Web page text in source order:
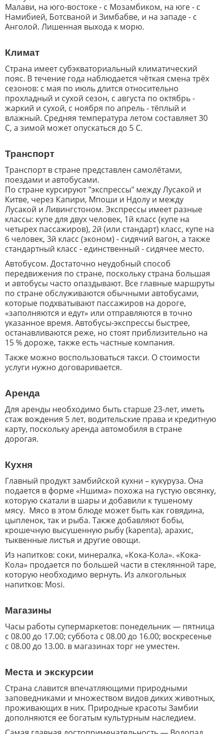
Малави, на юго-востоке - с Мозамбиком, на юге - с
Намибией, Ботсваной и Зимбабве, и на западе - с
Анголой. Лишенная выхода к морю.
Климат
Страна имеет субэкваториальный климатический
пояс. В течение года наблюдается чёткая смена трёх
сезонов: с мая по июль длится относительно
прохладный и сухой сезон, с августа по октябрь -
жаркий и сухой, с ноября по апрель - тёплый и
влажный. Средняя температура летом составляет 30
C, а зимой может опускаться до 5 C.
Транспорт
Транспорт в стране представлен самолётами,
поездами и автобусами.
По стране курсируют "экспрессы" между Лусакой и
Китве, через Капири, Мпоши и Ндолу и между
Лусакой и Ливингстоном. Экспрессы имеет разные
классы: купе для двух человек, 1й класс (купе на
четырех пассажиров), 2й (или стандарт) класс, купе на
6 человек, 3й класс (эконом) - сидячий вагон, а также
стандартный класс - единственный - сидячее место.
Автобусом. Достаточно неудобный способ
передвижения по стране, поскольку страна большая
и автобусы часто опаздывают. Все главные маршруты
по стране обслуживаются обычными автобусами,
которые подхватывают пассажиров на дороге,
«заполняются и едут» или отправляются в точно
указанное время. Автобусы-экспрессы быстрее,
останавливаются реже, но стоят приблизительно на
15 % дороже, также есть частные компания.
Также можно воспользоваться такси. О стоимости
услуги нужно договаривается.
Аренда
Для аренды необходимо быть старше 23-лет, иметь
стаж вождения 5 лет, водительские права и кредитную
карту, поскольку аренда автомобиля в стране
дорогая.
Кухня
Главный продуктзамбийской кухни – кукуруза. Она
подается в форме «Ншима» похожа на густую овсянку,
которую скатали в шары и добавили к тушеному
мясу. Мясо в этом блюде может быть как говядина,
цыпленок, так и рыба. Также добавляют бобы,
крошечную высушенную рыбу (kapenta), арахис,
тыквенные листья и другие овощи.
Из напитков: соки, минералка, «Кока-Кола». «Кока-
Кола» продается по большей части в стеклянной таре,
которую необходимо вернуть. Из алкогольных
напитков: Mosi.
Магазины
Часы работы супермаркетов: понедельник — пятница
с 08.00 до 17.00; суббота с 08.00 до 16.00; воскресенье
с 08.00 до 13.00. в магазинах торг не уместен.
Места и экскурсии
Страна славится впечатляющими природными
заповедниками и множеством видов диких животных,
проживающих в них. Природные красоты Замбии
дополняются ее богатым культурным наследием.